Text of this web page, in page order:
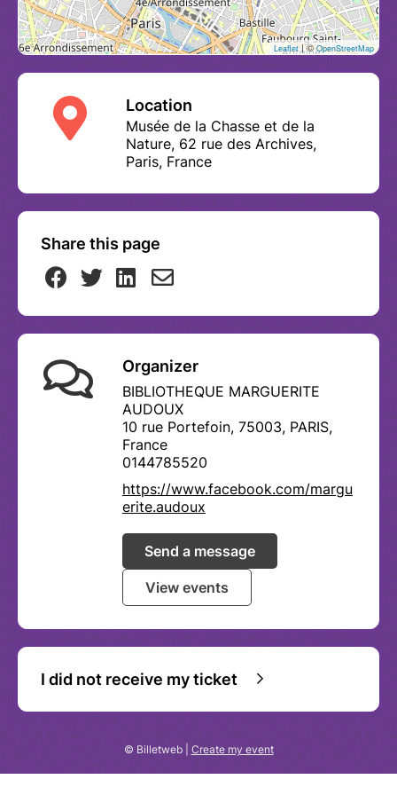
Leaflet| ©OpenStreetMap
Location
Musée de la Chasse et de la
Nature, 62 rue des Archives,
Paris, France
Share this page
Organizer
BIBLIOTHEQUE MARGUERITE
AUDOUX
10 rue Portefoin, 75003, PARIS,
France
0144785520
https://www.facebook.com/margu
erite.audoux
Send a message
View events
I did not receive my ticket
© Billetweb |Create my event